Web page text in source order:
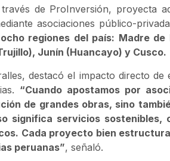
de ProInversión, proyecta
asociaciones público-
regiones del país: Madre de
Junín (Huancayo) y Cusco.
destacó el impacto directo de
“Cuando apostamos por
de grandes obras, sino
significa servicios sostenibles,
Cada proyecto bien
peruanas”, señaló.